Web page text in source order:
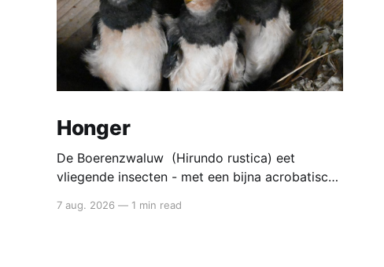
Honger
De Boerenzwaluw (Hirundo rustica) eet
vliegende insecten - met een bijna acrobatische
van de boerenzwaluw De boerenzwaluw jaagt
7 aug. 2026 — 1 min read